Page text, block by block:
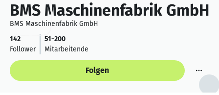
BMS Maschinenfabrik GmbH
BMS Maschinenfabrik GmbH
142
Follower
51-200
Mitarbeitende
Folgen